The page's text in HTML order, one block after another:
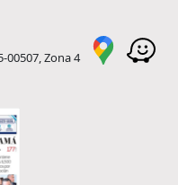
00507, Zona 4